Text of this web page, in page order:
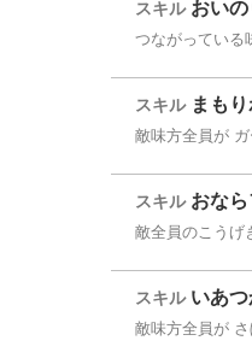
スキルおいの
つながっている
スキルまもり
敵味方全員が ガ
スキルおなら
敵全員のこうげ
スキルいあつ
敵味方全員が さ